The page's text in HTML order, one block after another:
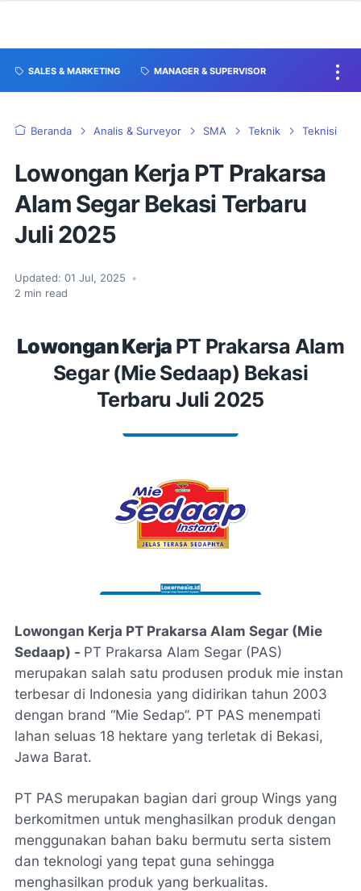
SALES & MARKETING MANAGER & SUPERVISOR
Beranda Analis & Surveyor SMA Teknik Teknisi
Lowongan Kerja PT Prakarsa
Alam Segar Bekasi Terbaru
Juli 2025
Updated: 01 Jul, 2025
•
2 min read
Lowongan Kerja PT Prakarsa Alam
Segar (Mie Sedaap) Bekasi
Terbaru Juli 2025
Lowongan Kerja PT Prakarsa Alam Segar (Mie
Sedaap) - PT Prakarsa Alam Segar (PAS)
merupakan salah satu produsen produk mie instan
terbesar di Indonesia yang didirikan tahun 2003
dengan brand “Mie Sedap”. PT PAS menempati
lahan seluas 18 hektare yang terletak di Bekasi,
Jawa Barat.
PT PAS merupakan bagian dari group Wings yang
berkomitmen untuk menghasilkan produk dengan
menggunakan bahan baku bermutu serta sistem
dan teknologi yang tepat guna sehingga
menghasilkan produk yang berkualitas.